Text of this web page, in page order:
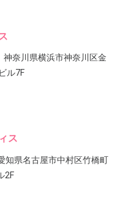
奈川県横浜市神奈川区金
ル7F
ス
知県名古屋市中村区竹橋町
2F